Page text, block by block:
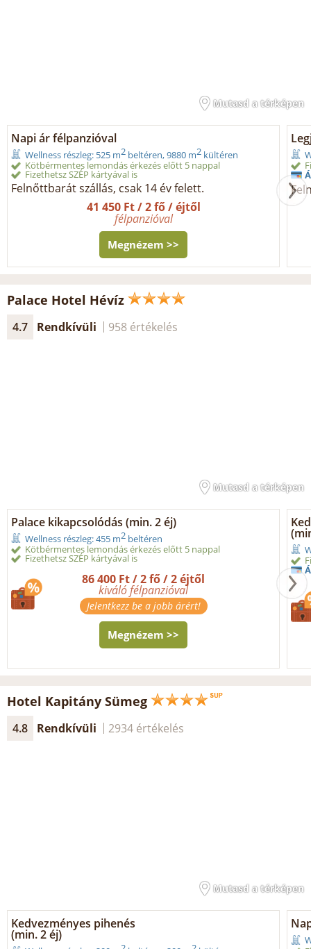
Mutasd a térképen
Napi ár félpanzióval
Wellness részleg: 525 m2 beltéren, 9880 m2 kültéren
Kötbérmentes lemondás érkezés előtt 5 nappal
Fizethetsz SZÉP kártyával is
Felnőttbarát szállás, csak 14 év felett.
41 450 Ft / 2 fő / éjtől
félpanzióval
Megnézem >>
Palace Hotel Hévíz
4.7 Rendkívüli 958 értékelés
Mutasd a térképen
Palace kikapcsolódás (min. 2 éj)
Wellness részleg: 455 m2 beltéren
Kötbérmentes lemondás érkezés előtt 5 nappal
Fizethetsz SZÉP kártyával is
86 400 Ft / 2 fő / 2 éjtől
kiváló félpanzióval
Jelentkezz be a jobb árért!
Megnézem >>
Hotel Kapitány Sümeg
4.8 Rendkívüli 2934 értékelés
Mutasd a térképen
Kedvezményes pihenés
(min. 2 éj)